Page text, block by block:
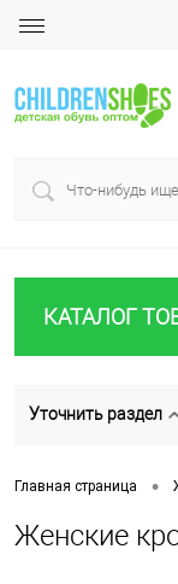
КАТАЛОГ
Уточнить раздел
Главная страница •
Женские